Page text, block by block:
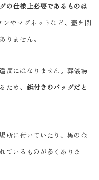
の仕様上必要であるものは
ンやマグネットなど、蓋を閉
りません。
反にはなりません。葬儀場
ため、 鋲付きのバッグだと
所に付いていたり、黒の金
ているものが多くありま